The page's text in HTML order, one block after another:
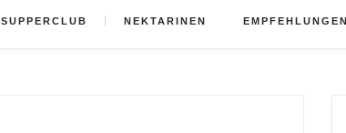
SUPPERCLUB NEKTARINEN EMPFEHLUNGEN